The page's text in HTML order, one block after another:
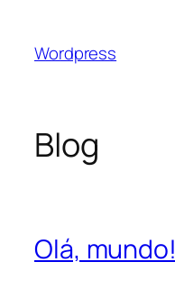
Wordpress
Blog
Olá, mundo!